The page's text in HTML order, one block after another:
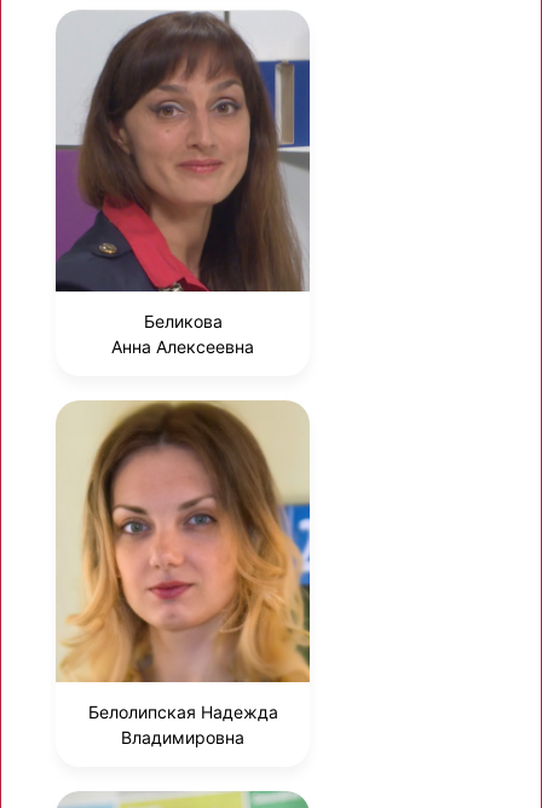
Беликова
Анна Алексеевна
Белолипская Надежда
Владимировна